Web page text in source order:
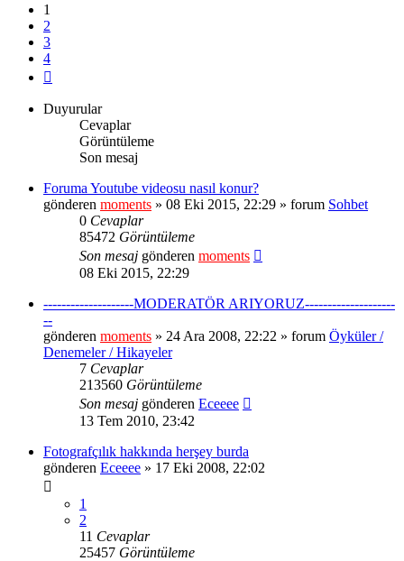
1
2
3
4
Duyurular
Cevaplar
Görüntüleme
Son mesaj
Foruma Youtube videosu nasıl konur?
gönderen moments » 08 Eki 2015, 22:29 » forum Sohbet
0 Cevaplar
85472 Görüntüleme
Son mesaj gönderen moments
08 Eki 2015, 22:29
--------------------MODERATÖR ARIYORUZ--------------------
--
gönderen moments » 24 Ara 2008, 22:22 » forum Öyküler /
Denemeler / Hikayeler
7 Cevaplar
213560 Görüntüleme
Son mesaj gönderen Eceeee
13 Tem 2010, 23:42
Fotografçılık hakkında herşey burda
gönderen Eceeee » 17 Eki 2008, 22:02
1
2
11 Cevaplar
25457 Görüntüleme